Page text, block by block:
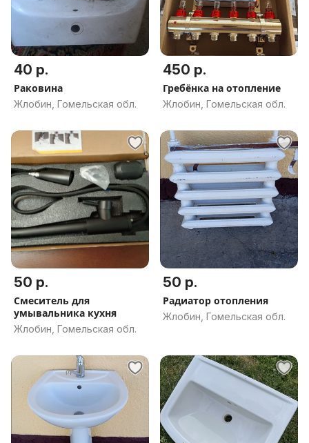
40 р.
Раковина
Жлобин, Гомельская обл.
450 р.
Гребёнка на отопление
Жлобин, Гомельская обл.
50 р.
Смеситель для
умывальника кухня
Жлобин, Гомельская обл.
50 р.
Радиатор отопления
Жлобин, Гомельская обл.